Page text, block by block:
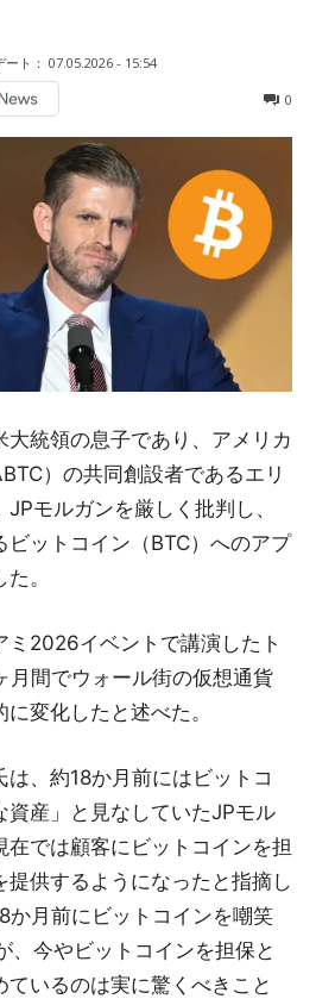
ト： 07.05.2026 - 15:54
0
大統領の息子であり、アメリカ
）の共同創設者であるエリ
モルガンを厳しく批判し、
ビットコイン（BTC）へのアプ
。
ミ2026イベントで講演したト
月間でウォール街の仮想通貨
変化したと述べた。
、約18か月前にはビットコ
資産」と見なしていたJPモル
在では顧客にビットコインを担
供するようになったと指摘し
か月前にビットコインを嘲笑
、今やビットコインを担保と
ているのは実に驚くべきこと